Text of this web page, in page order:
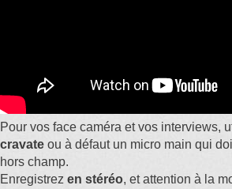
Pour vos face caméra et vos interviews,
cravate ou à défaut un micro main qui
hors champ.
Enregistrez en stéréo, et attention à la